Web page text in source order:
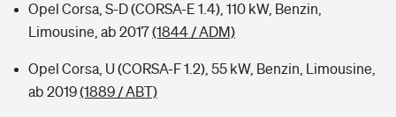
Opel Corsa, S-D (CORSA-E 1.4), 110 kW, Benzin,
Limousine, ab 2017(1844 / ADM)
Opel Corsa, U (CORSA-F 1.2), 55 kW, Benzin, Limousine,
ab 2019(1889 / ABT)